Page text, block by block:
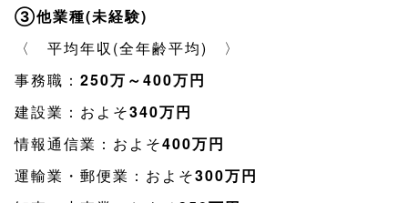
③他業種(未経験)
〈 平均年収(全年齢平均) 〉
事務職： 250万～400万円
建設業：およそ340万円
情報通信業：およそ400万円
運輸業・郵便業：およそ300万円